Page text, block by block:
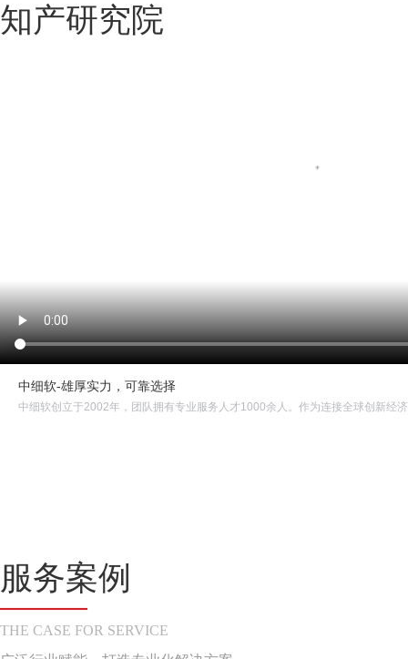
知产研究院
中细软-雄厚实力，可靠选择
服务案例
THE CASE FOR SERVICE